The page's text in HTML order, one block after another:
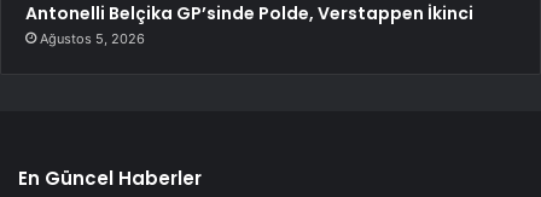
Antonelli Belçika GP’sinde Polde, Verstappen İkinci
Ağustos 5, 2026
En Güncel Haberler